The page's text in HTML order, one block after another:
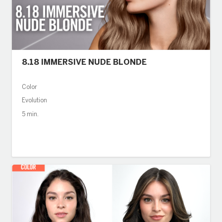
8.18 IMMERSIVE NUDE BLONDE
Color
Evolution
5 min.